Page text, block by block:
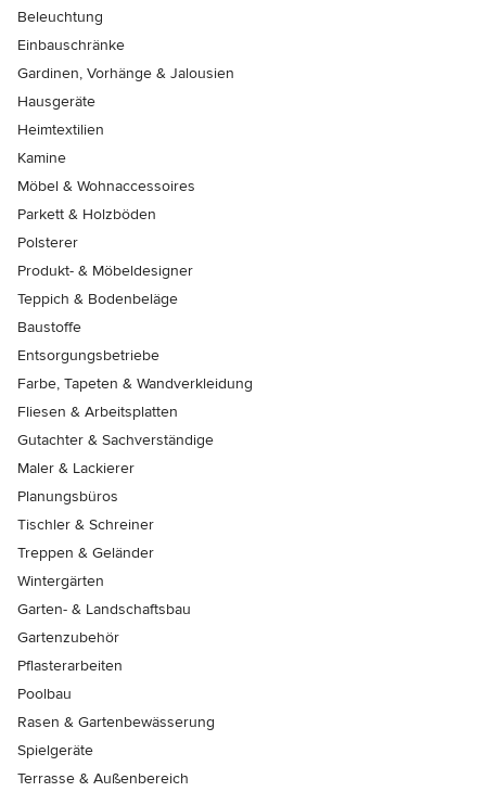
Beleuchtung
Einbauschränke
Gardinen, Vorhänge & Jalousien
Hausgeräte
Heimtextilien
Kamine
Möbel & Wohnaccessoires
Parkett & Holzböden
Polsterer
Produkt- & Möbeldesigner
Teppich & Bodenbeläge
Baustoffe
Entsorgungsbetriebe
Farbe, Tapeten & Wandverkleidung
Fliesen & Arbeitsplatten
Gutachter & Sachverständige
Maler & Lackierer
Planungsbüros
Tischler & Schreiner
Treppen & Geländer
Wintergärten
Garten- & Landschaftsbau
Gartenzubehör
Pflasterarbeiten
Poolbau
Rasen & Gartenbewässerung
Spielgeräte
Terrasse & Außenbereich